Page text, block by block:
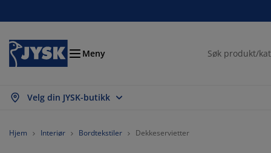
Meny
Velg din JYSK-butikk
alle
Senger og madrasser
alle
alle
alle
alle
Spisestue
alle
Oppbevaring
alle
Inngangsparti
alle
alle
gardiner
alle
alle
Hjem Interiør Bordtekstiler Dekkeservietter